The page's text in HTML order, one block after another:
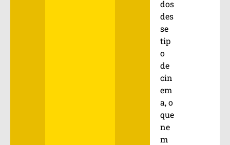
dos
des
se
tip
o
de
cin
em
a, o
que
ne
m